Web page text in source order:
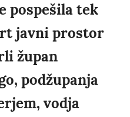
pospešila tek
javni prostor
župan
podžupanja
vodja